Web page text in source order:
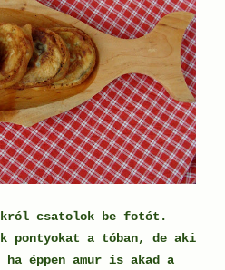
csatolok be fotót.
pontyokat a tóban, de aki
éppen amur is akad a